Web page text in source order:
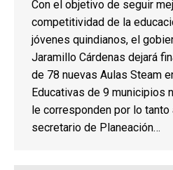
Con el objetivo de seguir
competitividad de la
jóvenes quindianos, el
Jaramillo Cárdenas dejará
de 78 nuevas Aulas Steam
Educativas de 9 municipios
le corresponden por lo tanto
secretario de Planeación…